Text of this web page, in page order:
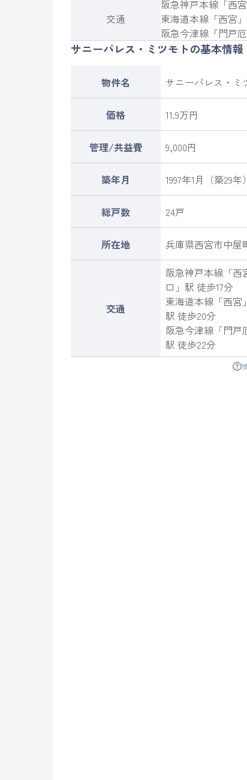
交通
阪急神戸本線 「西
東海道本線 「西宮
阪急今津線 「門戸
サニーパレス・ミツモトの基本情報
物件名 サニーパレス・ミ
価格 11.9万円
管理/共益費 9,000円
築年月 1997年1月（築29年）
総戸数 24戸
所在地 兵庫県西宮市中屋
交通
阪急神戸本線 「西
口 」駅 徒歩17分
東海道本線 「西宮 」
駅 徒歩20分
阪急今津線 「門戸
駅 徒歩22分